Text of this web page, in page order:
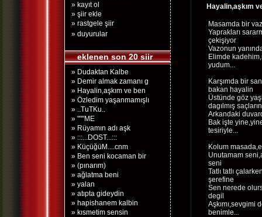
» kayıt ol
» şiir ekle
» rastgele şiir
» duyurular
eklenen son 20 siir
» Dudaktan Kalbe
» Demir almak zamanı g
» Hayalin,aşkım ve ben
» Özledim yaşanmamışlı
» ..TuTKu..
» """ME
» Rüyamın adı aşk
» :::...DOST...:::
» KüçüğüM....cnm
» Ben seni kocaman bir
» (pınarım)
» ağlatma beni
» yalan
» atıpta gideydin
» hapishanem kalbin
» kısmetim sensin
Hayalin,aşkım
Masamda bir
Yaprakları
çekişiyor
Vazonun
Elimde
yudum...
Karşımda bir
bakan hayalin
Üstünde göz
dagılmış saçların
Arkandaki
Bak işte
tesiriyle...
Kolum
Unutamam
seni
Tatlı tatlı
şerefine
Sen nerede
degil
Aşkımı,sevgimi
benimle...